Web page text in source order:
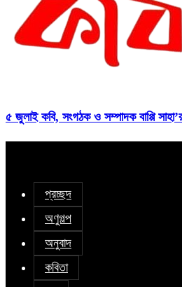
৫ জুলাই কবি, সংগঠক ও সম্পাদক বাপ্পি
প্রচ্ছদ
অণুগল্প
অনুবাদ
কবিতা